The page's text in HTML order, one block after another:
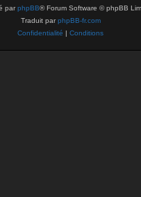
parphpBB® Forum Software © phpBB
Traduit parphpBB-fr.com
Confidentialité | Conditions